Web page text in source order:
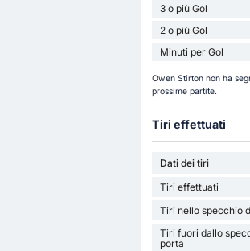
3 o più Gol
2 o più Gol
Minuti per Gol
Owen Stirton non ha
prossime partite.
Tiri effettuati
Dati dei tiri
Tiri effettuati
Tiri nello specchio
Tiri fuori dallo
porta